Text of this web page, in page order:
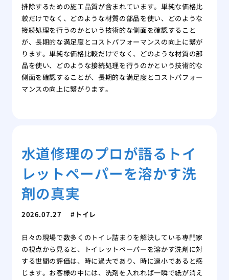
排除するための施工品質が含まれています。単純な価格比
較だけでなく、どのような材質の部品を使い、どのような
接続処理を行うのかという技術的な側面を確認すること
が、長期的な満足度とコストパフォーマンスの向上に繋が
ります。単純な価格比較だけでなく、どのような材質の部
品を使い、どのような接続処理を行うのかという技術的な
側面を確認することが、長期的な満足度とコストパフォー
マンスの向上に繋がります。
水道修理のプロが語るトイ
レットペーパーを溶かす洗
剤の真実
2026.07.27 トイレ
日々の現場で数多くのトイレ詰まりを解決している専門家
の視点から見ると、トイレットペーパーを溶かす洗剤に対
する世間の評価は、時に過大であり、時に過小であると感
じます。お客様の中には、洗剤を入れれば一瞬で紙が消え